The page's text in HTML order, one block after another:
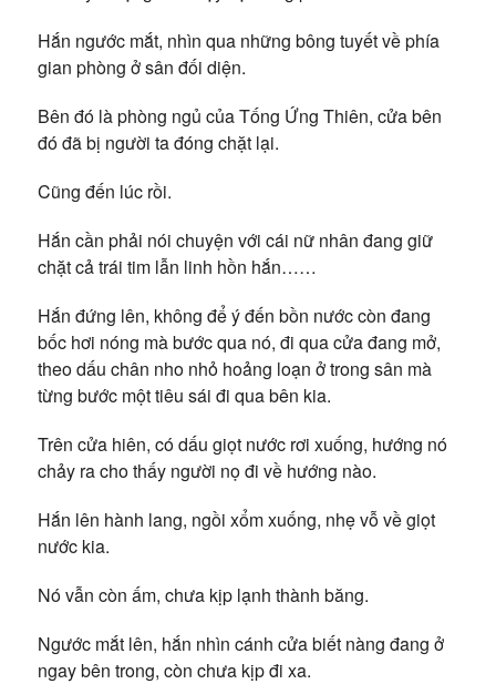
Hắn ngước mắt, nhìn qua những bông tuyết về phía
gian phòng ở sân đối diện.
Bên đó là phòng ngủ của Tống Ứng Thiên, cửa bên
đó đã bị người ta đóng chặt lại.
Cũng đến lúc rồi.
Hắn cần phải nói chuyện với cái nữ nhân đang giữ
chặt cả trái tim lẫn linh hồn hắn……
Hắn đứng lên, không để ý đến bồn nước còn đang
bốc hơi nóng mà bước qua nó, đi qua cửa đang mở,
theo dấu chân nho nhỏ hoảng loạn ở trong sân mà
từng bước một tiêu sái đi qua bên kia.
Trên cửa hiên, có dấu giọt nước rơi xuống, hướng nó
chảy ra cho thấy người nọ đi về hướng nào.
Hắn lên hành lang, ngồi xổm xuống, nhẹ vỗ về giọt
nước kia.
Nó vẫn còn ấm, chưa kịp lạnh thành băng.
Ngước mắt lên, hắn nhìn cánh cửa biết nàng đang ở
ngay bên trong, còn chưa kịp đi xa.